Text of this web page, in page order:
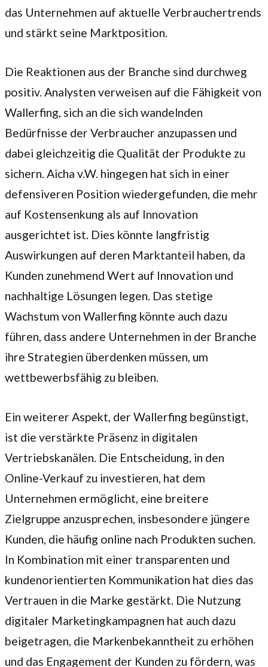
das Unternehmen auf aktuelle Verbrauchertrends
und stärkt seine Marktposition.
Die Reaktionen aus der Branche sind durchweg
positiv. Analysten verweisen auf die Fähigkeit von
Wallerfing, sich an die sich wandelnden
Bedürfnisse der Verbraucher anzupassen und
dabei gleichzeitig die Qualität der Produkte zu
sichern. Aicha v.W. hingegen hat sich in einer
defensiveren Position wiedergefunden, die mehr
auf Kostensenkung als auf Innovation
ausgerichtet ist. Dies könnte langfristig
Auswirkungen auf deren Marktanteil haben, da
Kunden zunehmend Wert auf Innovation und
nachhaltige Lösungen legen. Das stetige
Wachstum von Wallerfing könnte auch dazu
führen, dass andere Unternehmen in der Branche
ihre Strategien überdenken müssen, um
wettbewerbsfähig zu bleiben.
Ein weiterer Aspekt, der Wallerfing begünstigt,
ist die verstärkte Präsenz in digitalen
Vertriebskanälen. Die Entscheidung, in den
Online-Verkauf zu investieren, hat dem
Unternehmen ermöglicht, eine breitere
Zielgruppe anzusprechen, insbesondere jüngere
Kunden, die häufig online nach Produkten suchen.
In Kombination mit einer transparenten und
kundenorientierten Kommunikation hat dies das
Vertrauen in die Marke gestärkt. Die Nutzung
digitaler Marketingkampagnen hat auch dazu
beigetragen, die Markenbekanntheit zu erhöhen
und das Engagement der Kunden zu fördern, was